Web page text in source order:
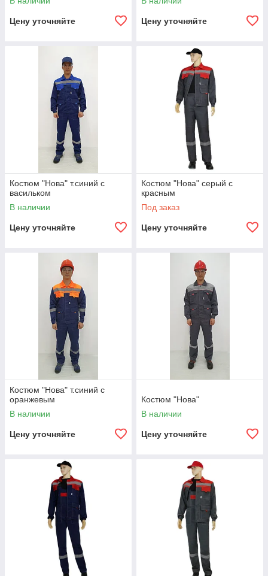
Цену уточняйте Цену уточняйте
Костюм "Нова" т.синий с
васильком
В наличии
Цену уточняйте
Костюм "Нова" серый с
красным
Под заказ
Цену уточняйте
Костюм "Нова" т.синий с
оранжевым
В наличии
Цену уточняйте
Костюм "Нова"
В наличии
Цену уточняйте